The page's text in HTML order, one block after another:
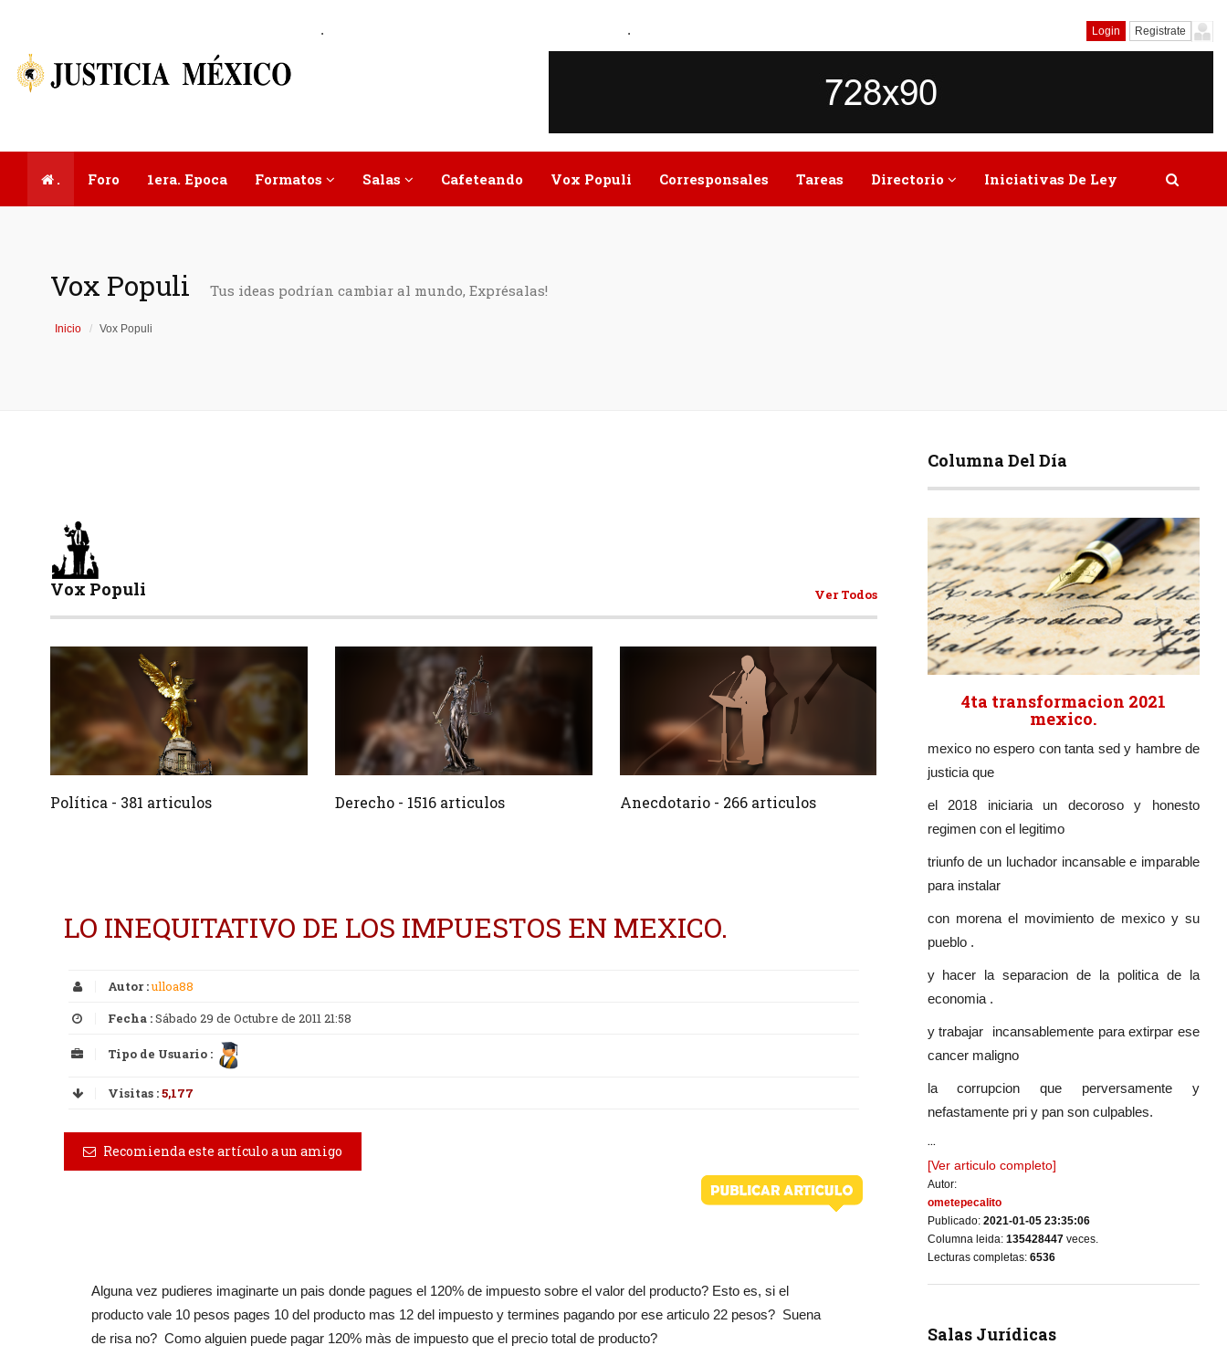
. . Login Registrate
. Foro 1era. Epoca Formatos Salas Cafeteando Vox Populi Corresponsales Tareas Directorio Iniciativas De Ley
Vox Populi Tus ideas podrían cambiar al mundo, Exprésalas!
Inicio Vox Populi
Vox Populi Ver Todos
Crear 381 Articulos
Política - 381 articulos
Crear 1516 Articulos
Derecho - 1516 articulos
Crear 266 Articulos
Anecdotario - 266 articulos
LO INEQUITATIVO DE LOS IMPUESTOS EN MEXICO.
Autor :ulloa88
Fecha :Sábado 29 de Octubre de 2011 21:58
Tipo de Usuario :
Visitas :5,177
Recomienda este artículo a un amigo
Alguna vez pudieres imaginarte un pais donde pagues el 120% de impuesto sobre el valor del producto? Esto es, si el
producto vale 10 pesos pages 10 del producto mas 12 del impuesto y termines pagando por ese articulo 22 pesos? Suena
de risa no? Como alguien puede pagar 120% màs de impuesto que el precio total de producto?
Columna Del Día
4ta transformacion 2021
mexico.
mexico no espero con tanta sed y hambre de
justicia que
el 2018 iniciaria un decoroso y honesto
regimen con el legitimo
triunfo de un luchador incansable e imparable
para instalar
con morena el movimiento de mexico y su
pueblo .
y hacer la separacion de la politica de la
economia .
y trabajar incansablemente para extirpar ese
cancer maligno
la corrupcion que perversamente y
nefastamente pri y pan son culpables.
...
[Ver articulo completo]
Autor:
ometepecalito
Publicado: 2021-01-05 23:35:06
Columna leida: 135428447veces.
Lecturas completas: 6536
Salas Jurídicas